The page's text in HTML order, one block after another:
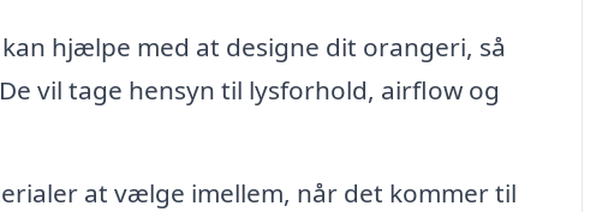
hjælpe med at designe dit orangeri, så
vil tage hensyn til lysforhold, airflow og
at vælge imellem, når det kommer til